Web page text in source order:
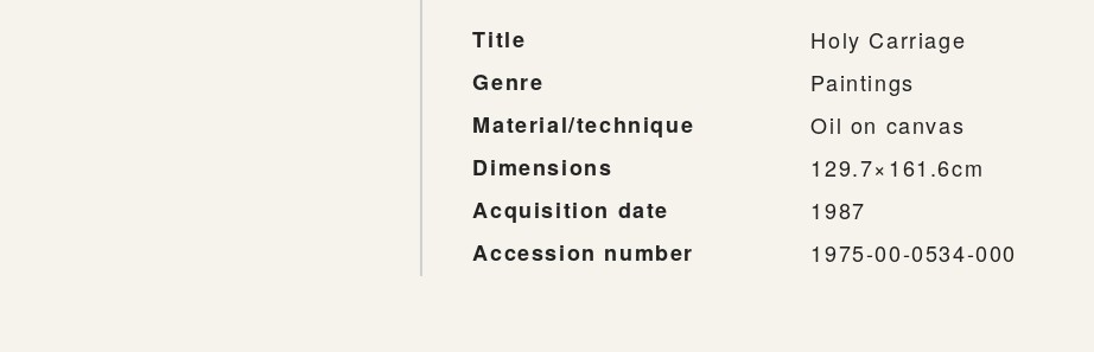
Title
Holy Carriage
Genre
Paintings
Material/technique
Oil on canvas
Dimensions
129.7×161.6cm
Acquisition date
1987
Accession number
1975-00-0534-000